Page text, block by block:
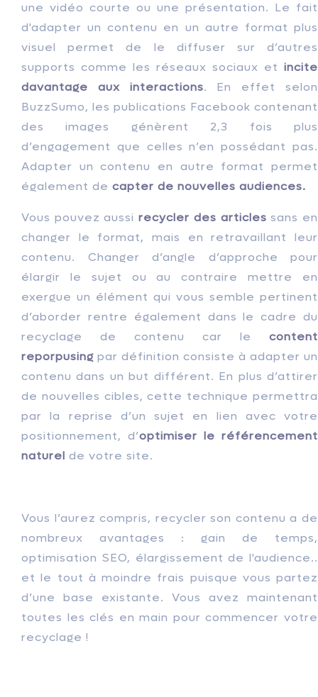
une vidéo courte ou une présentation. Le fait
d'adapter un contenu en un autre format plus
visuel permet de le diffuser sur d’autres
supports comme les réseaux sociaux et incite
davantage aux interactions. En effet selon
BuzzSumo, les publications Facebook contenant
des images génèrent 2,3 fois plus
d’engagement que celles n’en possédant pas.
Adapter un contenu en autre format permet
également de capter de nouvelles audiences.
Vous pouvez aussirecycler des articles sans en
changer le format, mais en retravaillant leur
contenu. Changer d’angle d’approche pour
élargir le sujet ou au contraire mettre en
exergue un élément qui vous semble pertinent
d’aborder rentre également dans le cadre du
recyclage de contenu car le content
reporpusing par définition consiste à adapter un
contenu dans un but différent. En plus d’attirer
de nouvelles cibles, cette technique permettra
par la reprise d’un sujet en lien avec votre
positionnement, d’optimiser le référencement
naturel de votre site.
Vous l’aurez compris, recycler son contenu a de
nombreux avantages : gain de temps,
optimisation SEO, élargissement de l'audience..
et le tout à moindre frais puisque vous partez
d’une base existante. Vous avez maintenant
toutes les clés en main pour commencer votre
recyclage !